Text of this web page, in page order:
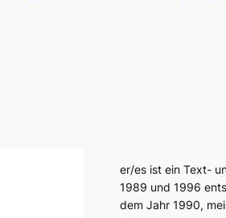
er/es ist ein Text-
1989 und 1996
dem Jahr 1990,